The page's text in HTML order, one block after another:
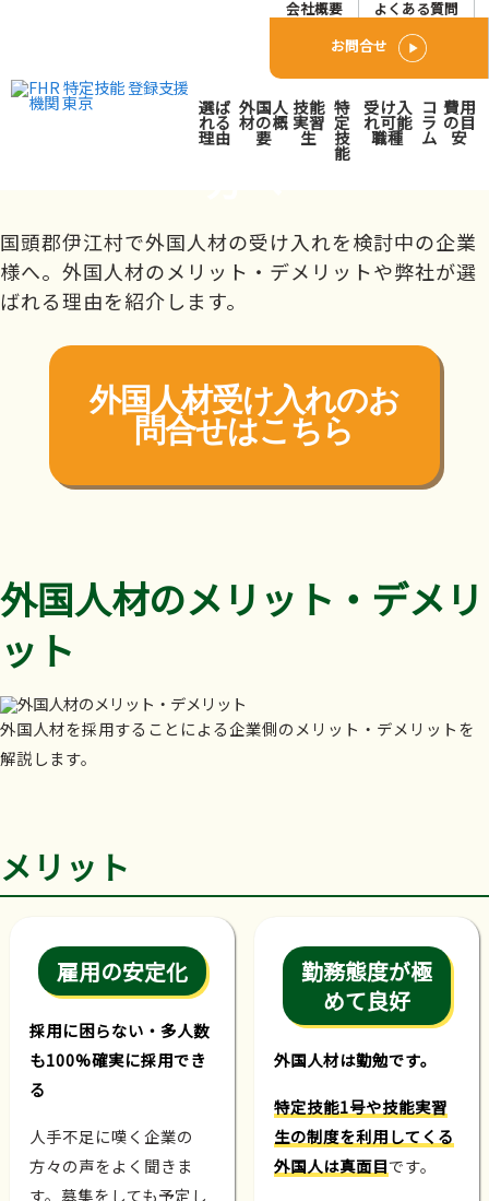
会社概要
よくある質問
お問合せ
選ば
れる
理由
外国人
材の概
要
技能
実習
生
特
定
技
能
受け入
れ可能
職種
コ
ラ
ム
費用
の目
安
国頭郡伊江村で外国人人材
派遣･紹介会社をお探しの
国頭郡伊江村で外国人材の受け入れを検討中の企業
様へ。外国人材のメリット・デメリットや弊社が選
ばれる理由を紹介します。
外国人材受け入れのお
問合せはこちら
外国人材のメリット・デメリ
ット
外国人材を採用することによる企業側のメリット・デメリットを
解説します。
メリット
雇用の安定化
採用に困らない・多人数
も100%確実に採用でき
る
人手不足に嘆く企業の
方々の声をよく聞きま
す。募集をしても予定し
勤務態度が極
めて良好
外国人材は勤勉です。
特定技能1号や技能実習
生の制度を利用してくる
外国人は真面目です。